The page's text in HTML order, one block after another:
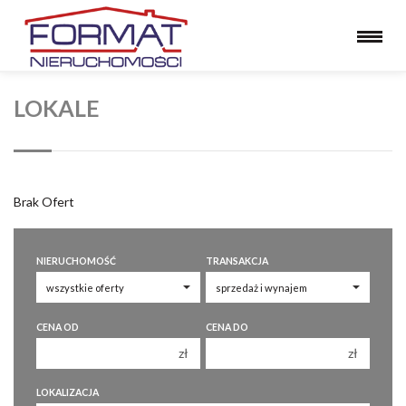
LOKALE
Brak Ofert
NIERUCHOMOŚĆ TRANSAKCJA
CENA OD
zł
CENA DO
zł
LOKALIZACJA